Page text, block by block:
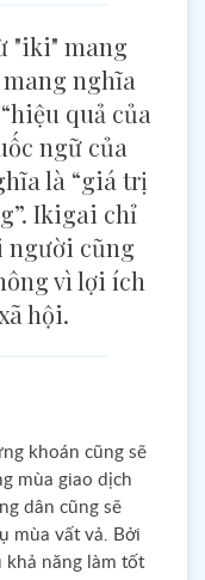
"iki" mang
mang nghĩa
quả của
ngữ của
là “giá trị
Ikigai chỉ
người cũng
vì lợi ích
hội.
khoán cũng sẽ
mùa giao dịch
dân cũng sẽ
mùa vất vả. Bởi
khả năng làm tốt